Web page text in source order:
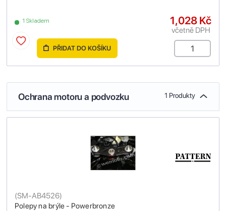
1 Skladem 1,028 Kč
včetně DPH
PŘIDAT DO KOŠÍKU
Ochrana motoru a podvozku 1 Produkty
Polepy na brýle - Powerbronze
(SM-AB4526)